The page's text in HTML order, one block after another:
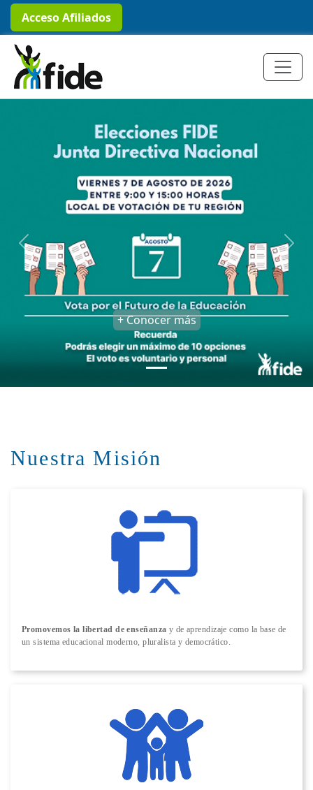
Acceso Afiliados
+ Conocer más
Previous Next
Nuestra Misión
Promovemos la libertad de enseñanza y de aprendizaje como la base de
un sistema educacional moderno, pluralista y democrático.